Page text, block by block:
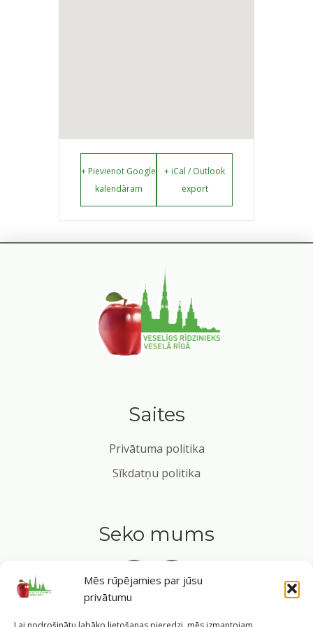
Mēs rūpējamies par jūsu
privātumu
+ Pievienot Google
kalendāram
+ iCal / Outlook
export
Saites
Privātuma politika
Sīkdatņu politika
Seko mums